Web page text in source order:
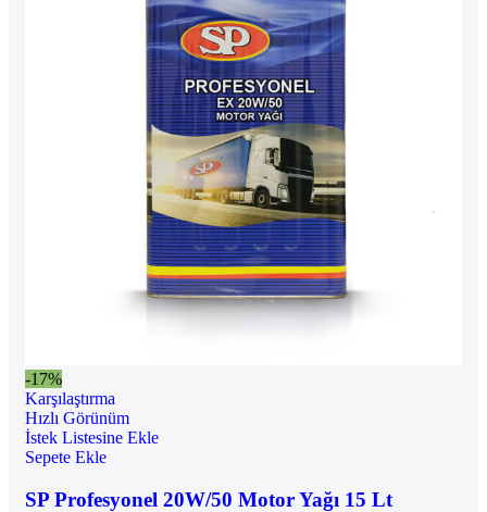
-17%
Karşılaştırma
Hızlı Görünüm
İstek Listesine Ekle
Sepete Ekle
SP Profesyonel 20W/50 Motor Yağı 15 Lt